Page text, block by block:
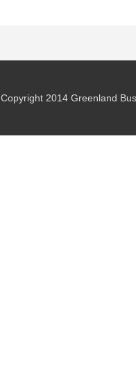
Copyright 2014 Greenland